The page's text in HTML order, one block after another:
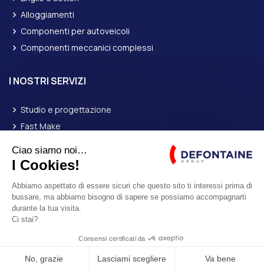
E-SHOP ROLLIX®
Alloggiamenti
Componenti per autoveicoli
Componenti meccanici complessi
I NOSTRI SERVIZI
Studio e progettazione
Fast Make
Servizi e ricambi
© CopyrightDefontaine Group| Tutti i diritti riservati